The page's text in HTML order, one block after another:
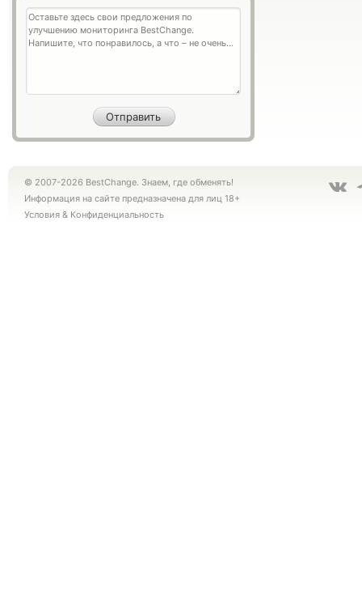
© 2007-2026 BestChange. Знаем, где обменять!
Информация на сайте предназначена для лиц 18+
Условия & Конфиденциальность